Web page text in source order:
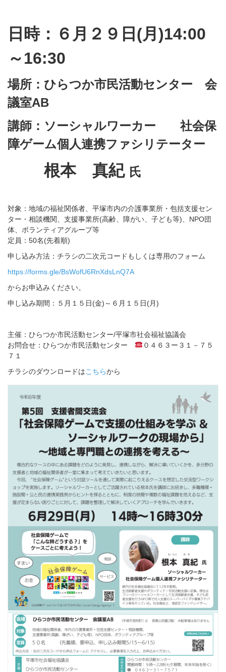
日時：６月２９日(月)14:00
～16:30
場所：ひらつか市民活動センター 会
議室AB
講師：ソーシャルワーカー 社会保
障ゲーム個人連携ファシリテーター
根本 真紀 氏
対象：地域の福祉関係者、平塚市内の介護事業所・包括支援セン
ター・相談機関、支援事業所(高齢、障がい、子ども等)、NPO団
体、ボランティアグループ等
定員：50名(先着順)
申し込み方法：チラシの二次元コードもしくは専用のフォーム
https://forms.gle/BsWofU6RnXdsLnQ7A
からお申込みください。
申し込み期間：５月１５日(金)～６月１５日(月)
主催：ひらつか市民活動センター/平塚市社会福祉協議会
お問合せ：ひらつか市民活動センター
０４６３ー３１－７５
７１
チラシのダウンロードはこちらから